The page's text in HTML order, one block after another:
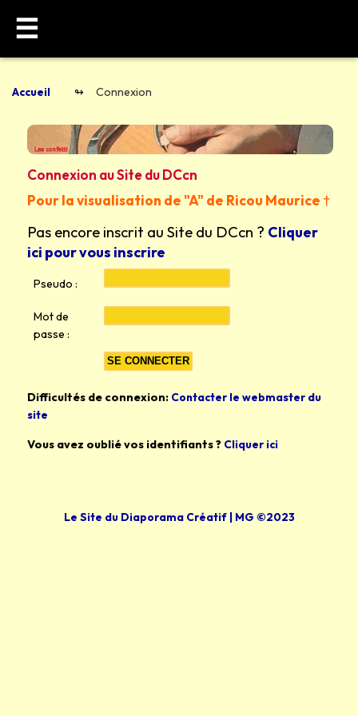
Accueil Connexion
☰
Connexion au Site du DCcn
Pour la visualisation de "A" de Ricou Maurice †
Pas encore inscrit au Site du DCcn ? Cliquer
ici pour vous inscrire
Pseudo :
Mot de
passe :
Difficultés de connexion: Contacter le webmaster du
site
Vous avez oublié vos identifiants ? Cliquer ici
Le Site du Diaporama Créatif | MG ©2023